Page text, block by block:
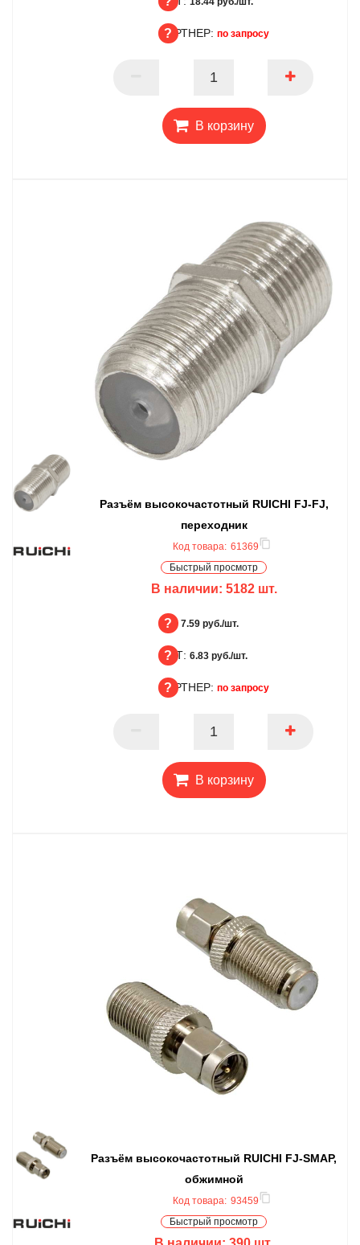
ПАРТНЕР: по запросу
В корзину
Разъём высокочастотный RUICHI FJ-FJ,
переходник
Код товара: 61369
Быстрый просмотр
В наличии: 5182шт.
БЦ: 7.59 руб./шт.
ОПТ: 6.83 руб./шт.
ПАРТНЕР: по запросу
В корзину
Разъём высокочастотный RUICHI FJ-SMAP,
обжимной
Код товара: 93459
Быстрый просмотр